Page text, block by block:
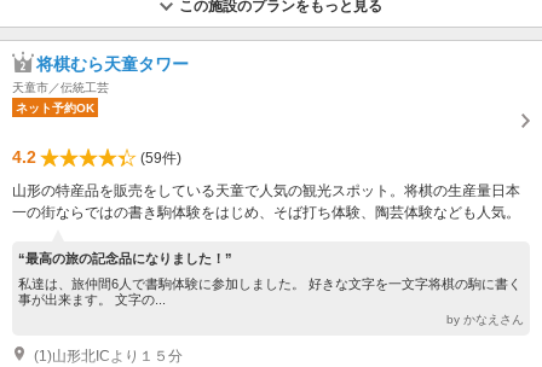
この施設のプランをもっと見る
将棋むら天童タワー
天童市／伝統工芸
ネット予約OK
4.2
(59件)
山形の特産品を販売をしている天童で人気の観光スポット。将棋の生産量日本
一の街ならではの書き駒体験をはじめ、そば打ち体験、陶芸体験なども人気。
“最高の旅の記念品になりました！”
私達は、旅仲間6人で書駒体験に参加しました。 好きな文字を一文字将棋の駒に書く
事が出来ます。 文字の...
by かなえさん
(1)山形北ICより１５分